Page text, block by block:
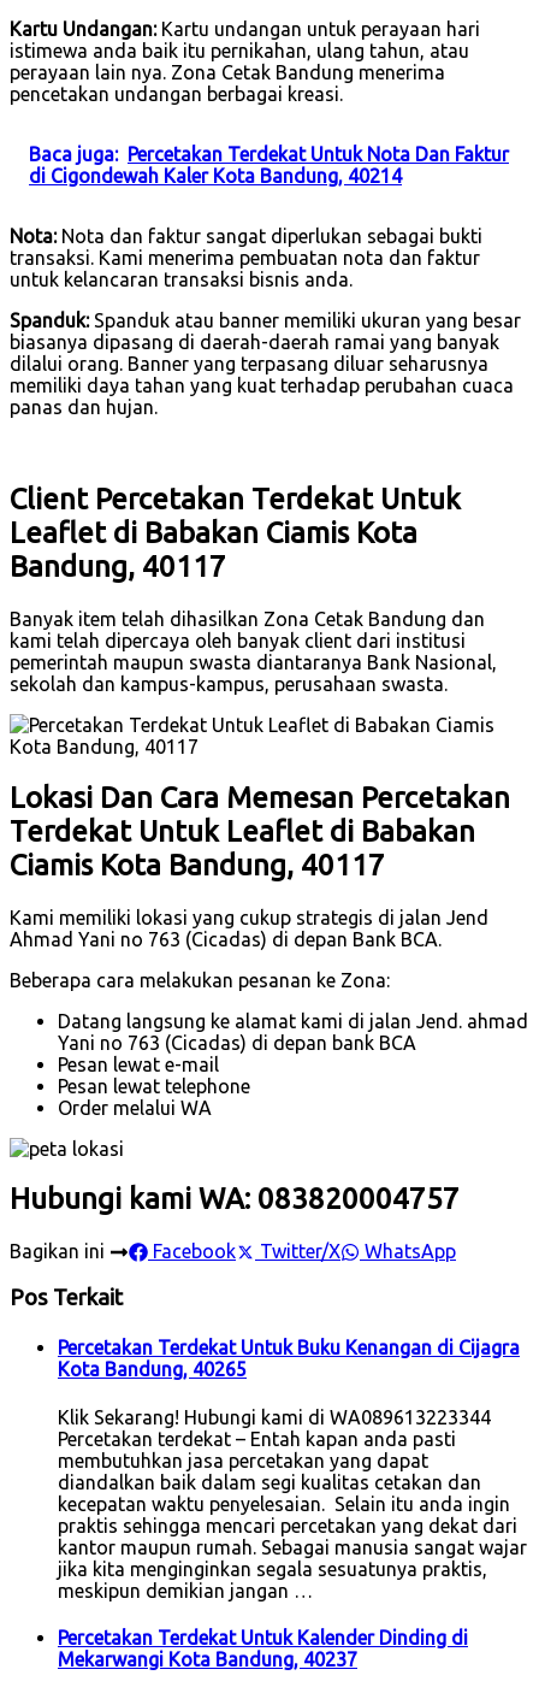
Kartu Undangan:Kartu undangan untuk perayaan hari
istimewa anda baik itu pernikahan, ulang tahun, atau
perayaan lain nya. Zona Cetak Bandung menerima
pencetakan undangan berbagai kreasi.
Baca juga: Percetakan Terdekat Untuk Nota Dan Faktur
di Cigondewah Kaler Kota Bandung, 40214
Nota:Nota dan faktur sangat diperlukan sebagai bukti
transaksi. Kami menerima pembuatan nota dan faktur
untuk kelancaran transaksi bisnis anda.
Spanduk:Spanduk atau banner memiliki ukuran yang besar
biasanya dipasang di daerah-daerah ramai yang banyak
dilalui orang. Banner yang terpasang diluar seharusnya
memiliki daya tahan yang kuat terhadap perubahan cuaca
panas dan hujan.
Client Percetakan Terdekat Untuk
Leaflet di Babakan Ciamis Kota
Bandung, 40117
Banyak item telah dihasilkan Zona Cetak Bandung dan
kami telah dipercaya oleh banyak client dari institusi
pemerintah maupun swasta diantaranya Bank Nasional,
sekolah dan kampus-kampus, perusahaan swasta.
Lokasi Dan Cara Memesan Percetakan
Terdekat Untuk Leaflet di Babakan
Ciamis Kota Bandung, 40117
Kami memiliki lokasi yang cukup strategis di jalan Jend
Ahmad Yani no 763 (Cicadas) di depan Bank BCA.
Beberapa cara melakukan pesanan ke Zona:
Datang langsung ke alamat kami di jalan Jend. ahmad
Yani no 763 (Cicadas) di depan bank BCA
Pesan lewat e-mail
Pesan lewat telephone
Order melalui WA
Hubungi kami WA: 083820004757
Bagikan ini Facebook Twitter/X WhatsApp
Pos Terkait
Percetakan Terdekat Untuk Buku Kenangan di Cijagra
Kota Bandung, 40265
Klik Sekarang! Hubungi kami di WA089613223344
Percetakan terdekat – Entah kapan anda pasti
membutuhkan jasa percetakan yang dapat
diandalkan baik dalam segi kualitas cetakan dan
kecepatan waktu penyelesaian. Selain itu anda ingin
praktis sehingga mencari percetakan yang dekat dari
kantor maupun rumah. Sebagai manusia sangat wajar
jika kita menginginkan segala sesuatunya praktis,
meskipun demikian jangan …
Percetakan Terdekat Untuk Kalender Dinding di
Mekarwangi Kota Bandung, 40237